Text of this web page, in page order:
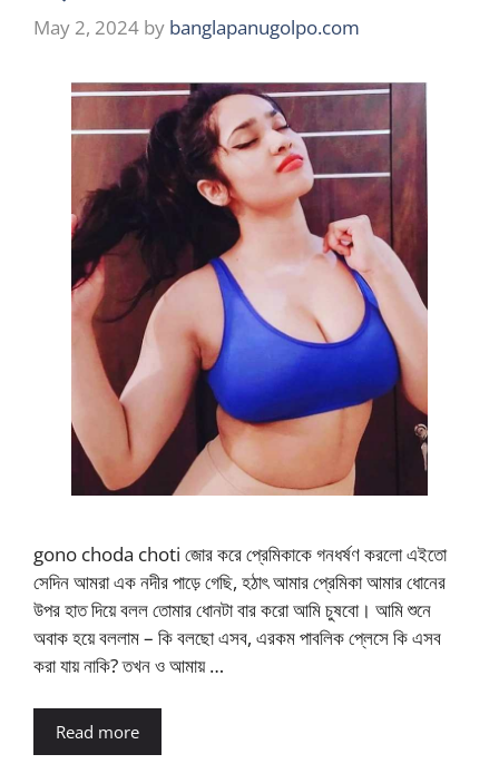
May 2, 2024 by banglapanugolpo.com
gono choda choti জোর করে প্রেমিকাকে গনধর্ষণ করলো এইতো
সেদিন আমরা এক নদীর পাড়ে গেছি, হঠাৎ আমার প্রেমিকা আমার ধোনের
উপর হাত দিয়ে বলল তোমার ধোনটা বার করো আমি চুষবো। আমি শুনে
অবাক হয়ে বললাম – কি বলছো এসব, এরকম পাবলিক প্লেসে কি এসব
করা যায় নাকি? তখন ও আমায় …
Read more